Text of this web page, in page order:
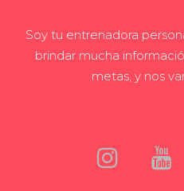
Soy tu entrenadora
brindar mucha
metas, y nos